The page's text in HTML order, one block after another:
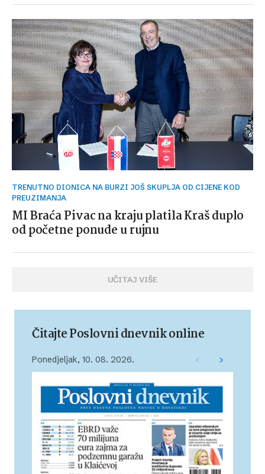
TRENUTNO DIONICA NA BURZI JOŠ SKUPLJA OD CIJENE KOD
PREUZIMANJA
MI Braća Pivac na kraju platila Kraš duplo
od početne ponude u rujnu
UČITAJ VIŠE
Čitajte Poslovni dnevnik online
Ponedjeljak, 10. 08. 2026.